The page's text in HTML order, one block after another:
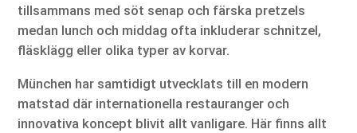
tillsammans med söt senap och färska pretzels
medan lunch och middag ofta inkluderar schnitzel,
fläsklägg eller olika typer av korvar.
München har samtidigt utvecklats till en modern
matstad där internationella restauranger och
innovativa koncept blivit allt vanligare. Här finns allt